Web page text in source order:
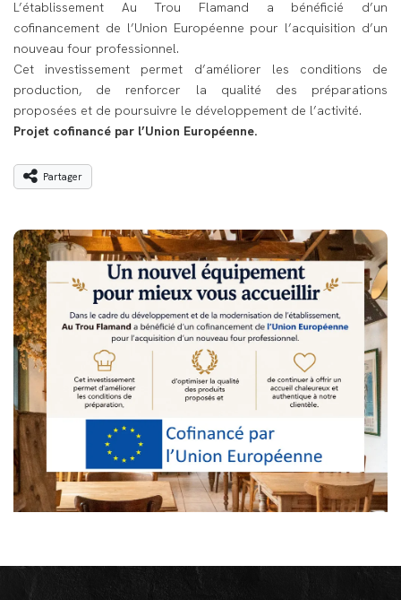
L’établissement Au Trou Flamand a bénéficié d’un
cofinancement de l’Union Européenne pour l’acquisition d’un
nouveau four professionnel.
Cet investissement permet d’améliorer les conditions de
production, de renforcer la qualité des préparations
proposées et de poursuivre le développement de l’activité.
Projet cofinancé par l’Union Européenne.
Partager
Partager